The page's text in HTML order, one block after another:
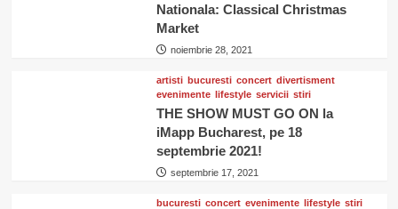
Nationala: Classical Christmas
Market
noiembrie 28, 2021
artisti bucuresti concert divertisment
evenimente lifestyle servicii stiri
THE SHOW MUST GO ON la
iMapp Bucharest, pe 18
septembrie 2021!
septembrie 17, 2021
bucuresti concert evenimente lifestyle stiri